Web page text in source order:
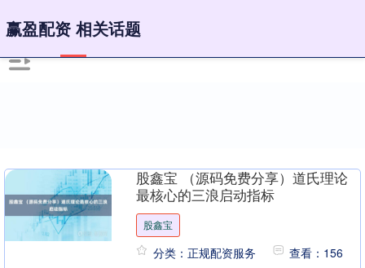
赢盈配资 相关话题
股鑫宝 （源码免费分享）道氏理论
最核心的三浪启动指标
股鑫宝
分类：正规配资服务 查看：156